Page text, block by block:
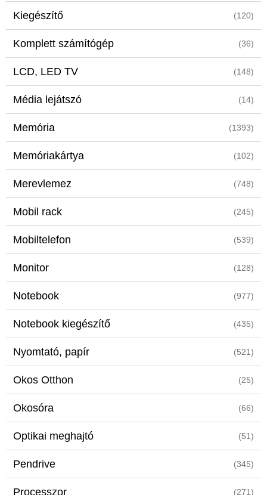
Kiegészítő (120)
Komplett számítógép (36)
LCD, LED TV (148)
Média lejátszó (14)
Memória (1393)
Memóriakártya (102)
Merevlemez (748)
Mobil rack (245)
Mobiltelefon (539)
Monitor (128)
Notebook (977)
Notebook kiegészítő (435)
Nyomtató, papír (521)
Okos Otthon (25)
Okosóra (66)
Optikai meghajtó (51)
Pendrive (345)
Processzor (271)